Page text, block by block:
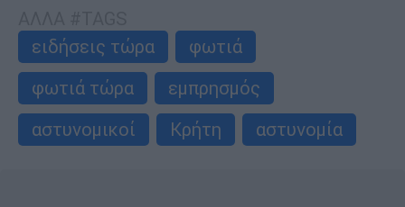
ειδήσεις τώρα
φωτιά
φωτιά τώρα
εμπρησμός
αστυνομικοί
Κρήτη αστυνομία